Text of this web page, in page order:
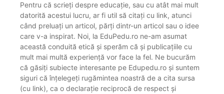
Pentru că scrieți despre educație, sau cu atât mai mult
datorită acestui lucru, ar fi util să citați cu link, atunci
când preluați un articol, părți dintr-un articol sau o idee
care v-a inspirat. Noi, la EduPedu.ro ne-am asumat
această conduită etică și sperăm că și publicațiile cu
mult mai multă experiență vor face la fel. Ne bucurăm
că găsiți subiecte interesante pe Edupedu.ro și suntem
siguri că înțelegeți rugămintea noastră de a cita sursa
(cu link), ca o declarație reciprocă de respect și